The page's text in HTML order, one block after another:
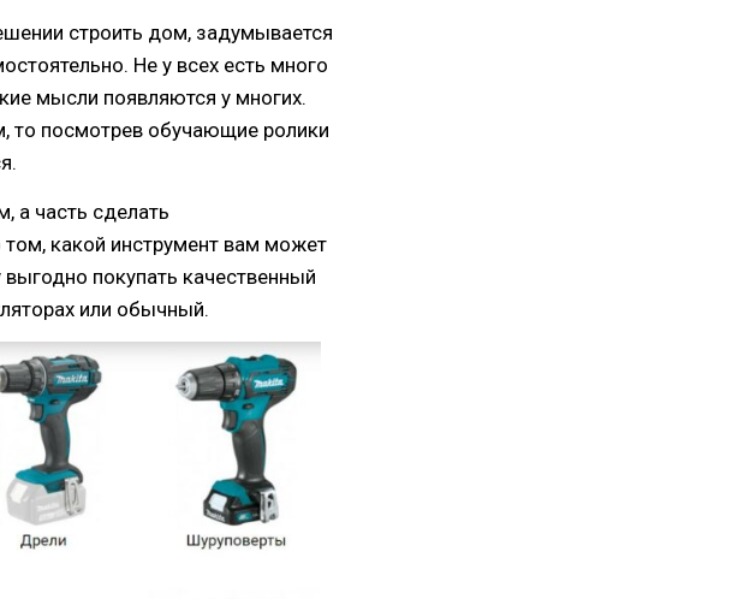
строить дом, задумывается
Не у всех есть много
мысли появляются у многих.
то посмотрев обучающие ролики
а часть сделать
какой инструмент вам может
покупать качественный
или обычный.